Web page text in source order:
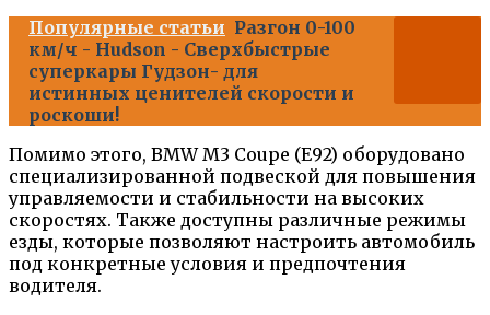
Популярные статьи Разгон 0-100
км/ч - Hudson - Сверхбыстрые
суперкары Гудзон- для
истинных ценителей скорости и
роскоши!
Помимо этого, BMW M3 Coupe (E92) оборудовано
специализированной подвеской для повышения
управляемости и стабильности на высоких
скоростях. Также доступны различные режимы
езды, которые позволяют настроить автомобиль
под конкретные условия и предпочтения
водителя.